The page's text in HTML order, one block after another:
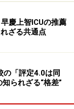
慶上智ICUの推薦
ざる共通点
の「評定4.0は同
られざる“格差”